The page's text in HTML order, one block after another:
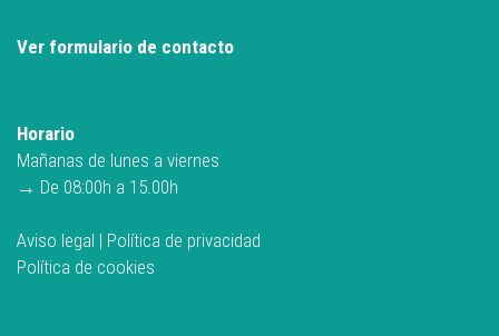
Ver formulario de contacto
Horario
Mañanas de lunes a viernes
→ De 08:00h a 15.00h
Aviso legal | Política de privacidad
Política de cookies